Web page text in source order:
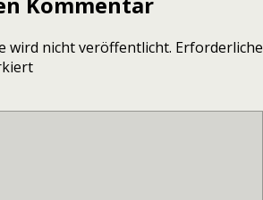
wird nicht veröffentlicht. Erforderliche